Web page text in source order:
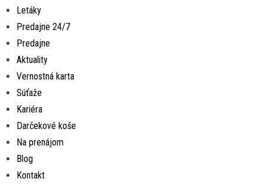
Letáky
Predajne 24/7
Predajne
Aktuality
Vernostná karta
Súťaže
Kariéra
Darčekové koše
Na prenájom
Blog
Kontakt